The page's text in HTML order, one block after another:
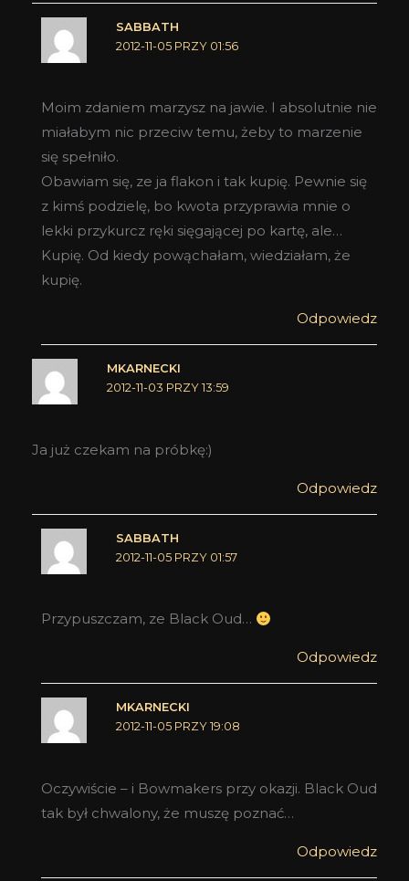
SABBATH
2012-11-05 PRZY 01:56
Moim zdaniem marzysz na jawie. I absolutnie nie
miałabym nic przeciw temu, żeby to marzenie
się spełniło.
Obawiam się, ze ja flakon i tak kupię. Pewnie się
z kimś podzielę, bo kwota przyprawia mnie o
lekki przykurcz ręki sięgającej po kartę, ale…
Kupię. Od kiedy powąchałam, wiedziałam, że
kupię.
Odpowiedz
MKARNECKI
2012-11-03 PRZY 13:59
Ja już czekam na próbkę:)
Odpowiedz
SABBATH
2012-11-05 PRZY 01:57
Przypuszczam, ze Black Oud…
Odpowiedz
MKARNECKI
2012-11-05 PRZY 19:08
Oczywiście – i Bowmakers przy okazji. Black Oud
tak był chwalony, że muszę poznać…
Odpowiedz